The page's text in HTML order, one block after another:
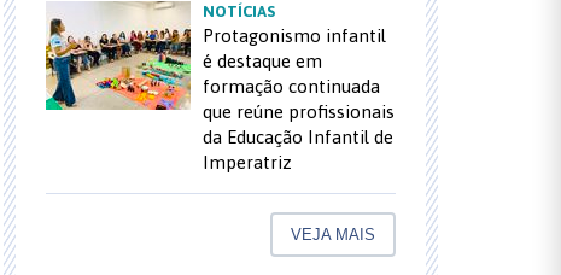
NOTÍCIAS
Protagonismo infantil
é destaque em
formação continuada
que reúne profissionais
da Educação Infantil de
Imperatriz
VEJA MAIS